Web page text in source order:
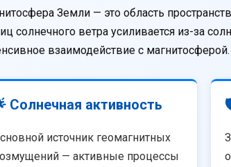
Земли — это область
солнечного ветра усиливается из-за
взаимодействие с магнитосферой.
Солнечная активность
источник геомагнитных
— активные процессы